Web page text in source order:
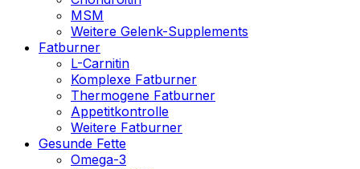
MSM
Weitere Gelenk-Supplements
Fatburner
L-Carnitin
Komplexe Fatburner
Thermogene Fatburner
Appetitkontrolle
Weitere Fatburner
Gesunde Fette
Omega-3